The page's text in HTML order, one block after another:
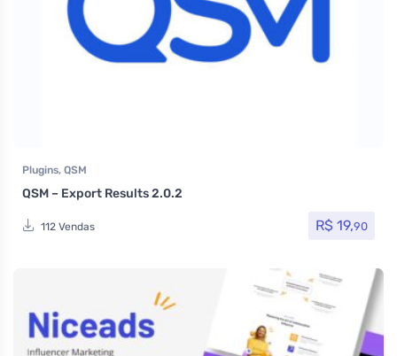
Plugins, QSM
QSM – Export Results 2.0.2
112 Vendas R$ 19,90